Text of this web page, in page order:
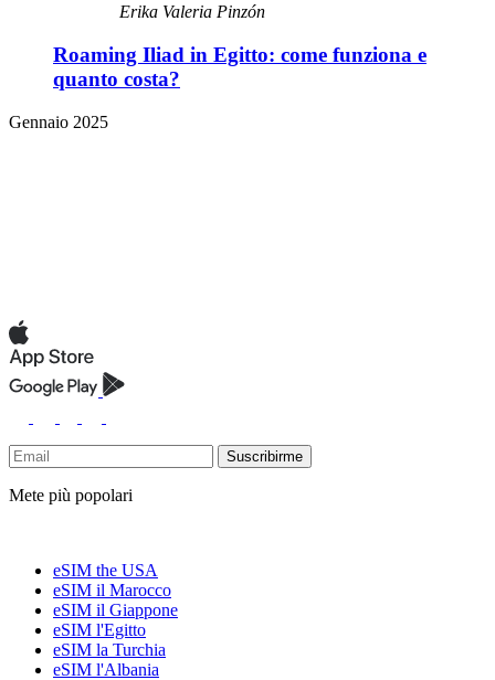
Erika Valeria Pinzón
Roaming Iliad in Egitto: come funziona e
quanto costa?
Gennaio 2025
Suscribirme
Mete più popolari
eSIM the USA
eSIM il Marocco
eSIM il Giappone
eSIM l'Egitto
eSIM la Turchia
eSIM l'Albania